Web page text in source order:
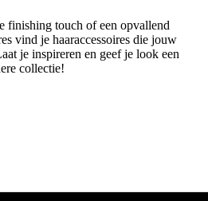
finishing touch of een opvallend
vind je haaraccessoires die jouw
je inspireren en geef je look een
collectie!